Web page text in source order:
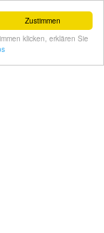
Zustimmen
klicken, erklären Sie